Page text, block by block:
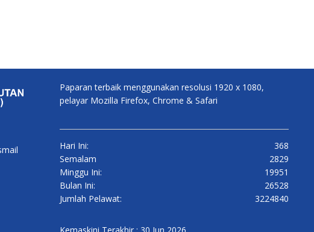
Paparan terbaik menggunakan resolusi 1920 x 1080,
pelayar Mozilla Firefox, Chrome & Safari
Hari Ini:
368
Semalam
2829
Minggu Ini:
19951
Bulan Ini:
26528
Jumlah Pelawat:
3224840